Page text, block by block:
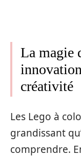
La magie
créativité
Les Lego à
grandissant
comprendre.